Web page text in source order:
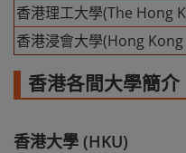
香港理工大學(The Hong
香港浸會大學(Hong
香港各間大學簡介
香港大學 (HKU)